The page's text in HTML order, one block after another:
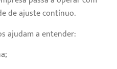
de ajuste contínuo.
ajudam a entender: